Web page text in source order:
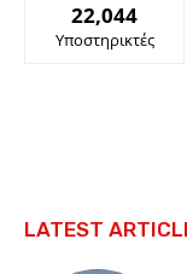
22,044
Υποστηρικτές
LATEST